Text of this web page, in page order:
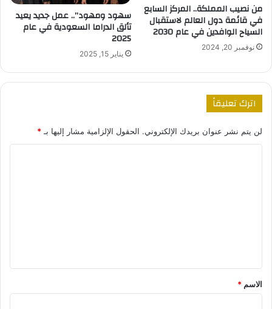
من نصيب المملكة.. المركز السابع
في قائمة دول العالم لاستقبال
السياح الوافدين في عام 2030
نوفمبر 20, 2024
سهود ومهود”.. عمل جديد يعيد
تألق الدراما السعودية في عام
2025
يناير 15, 2025
اترك تعليقاً
لن يتم نشر عنوان بريدك الإلكتروني. الحقول الإلزامية مشار إليها بـ *
*
الاسم *